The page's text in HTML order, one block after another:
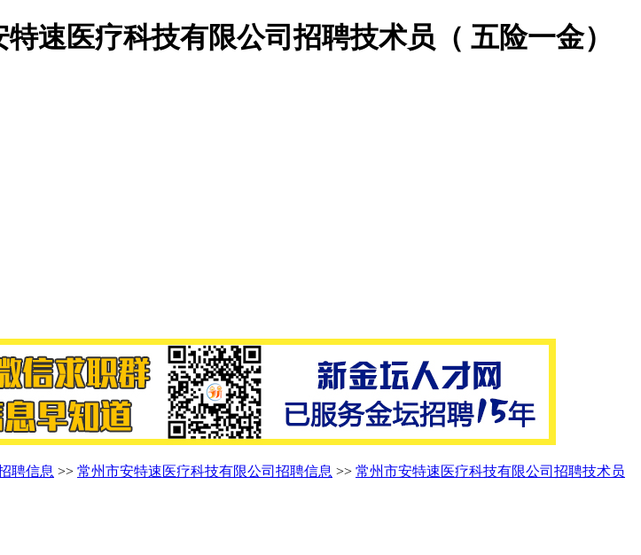
速医疗科技有限公司招聘技术员（ 五险一金）
聘信息 >> 常州市安特速医疗科技有限公司招聘信息 >> 常州市安特速医疗科技有限公司招聘技术员